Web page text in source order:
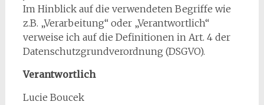
Im Hinblick auf die verwendeten Begriffe wie
z.B. „Verarbeitung“ oder „Verantwortlich“
verweise ich auf die Definitionen in Art. 4 der
Datenschutzgrundverordnung (DSGVO).
Verantwortlich
Lucie Boucek